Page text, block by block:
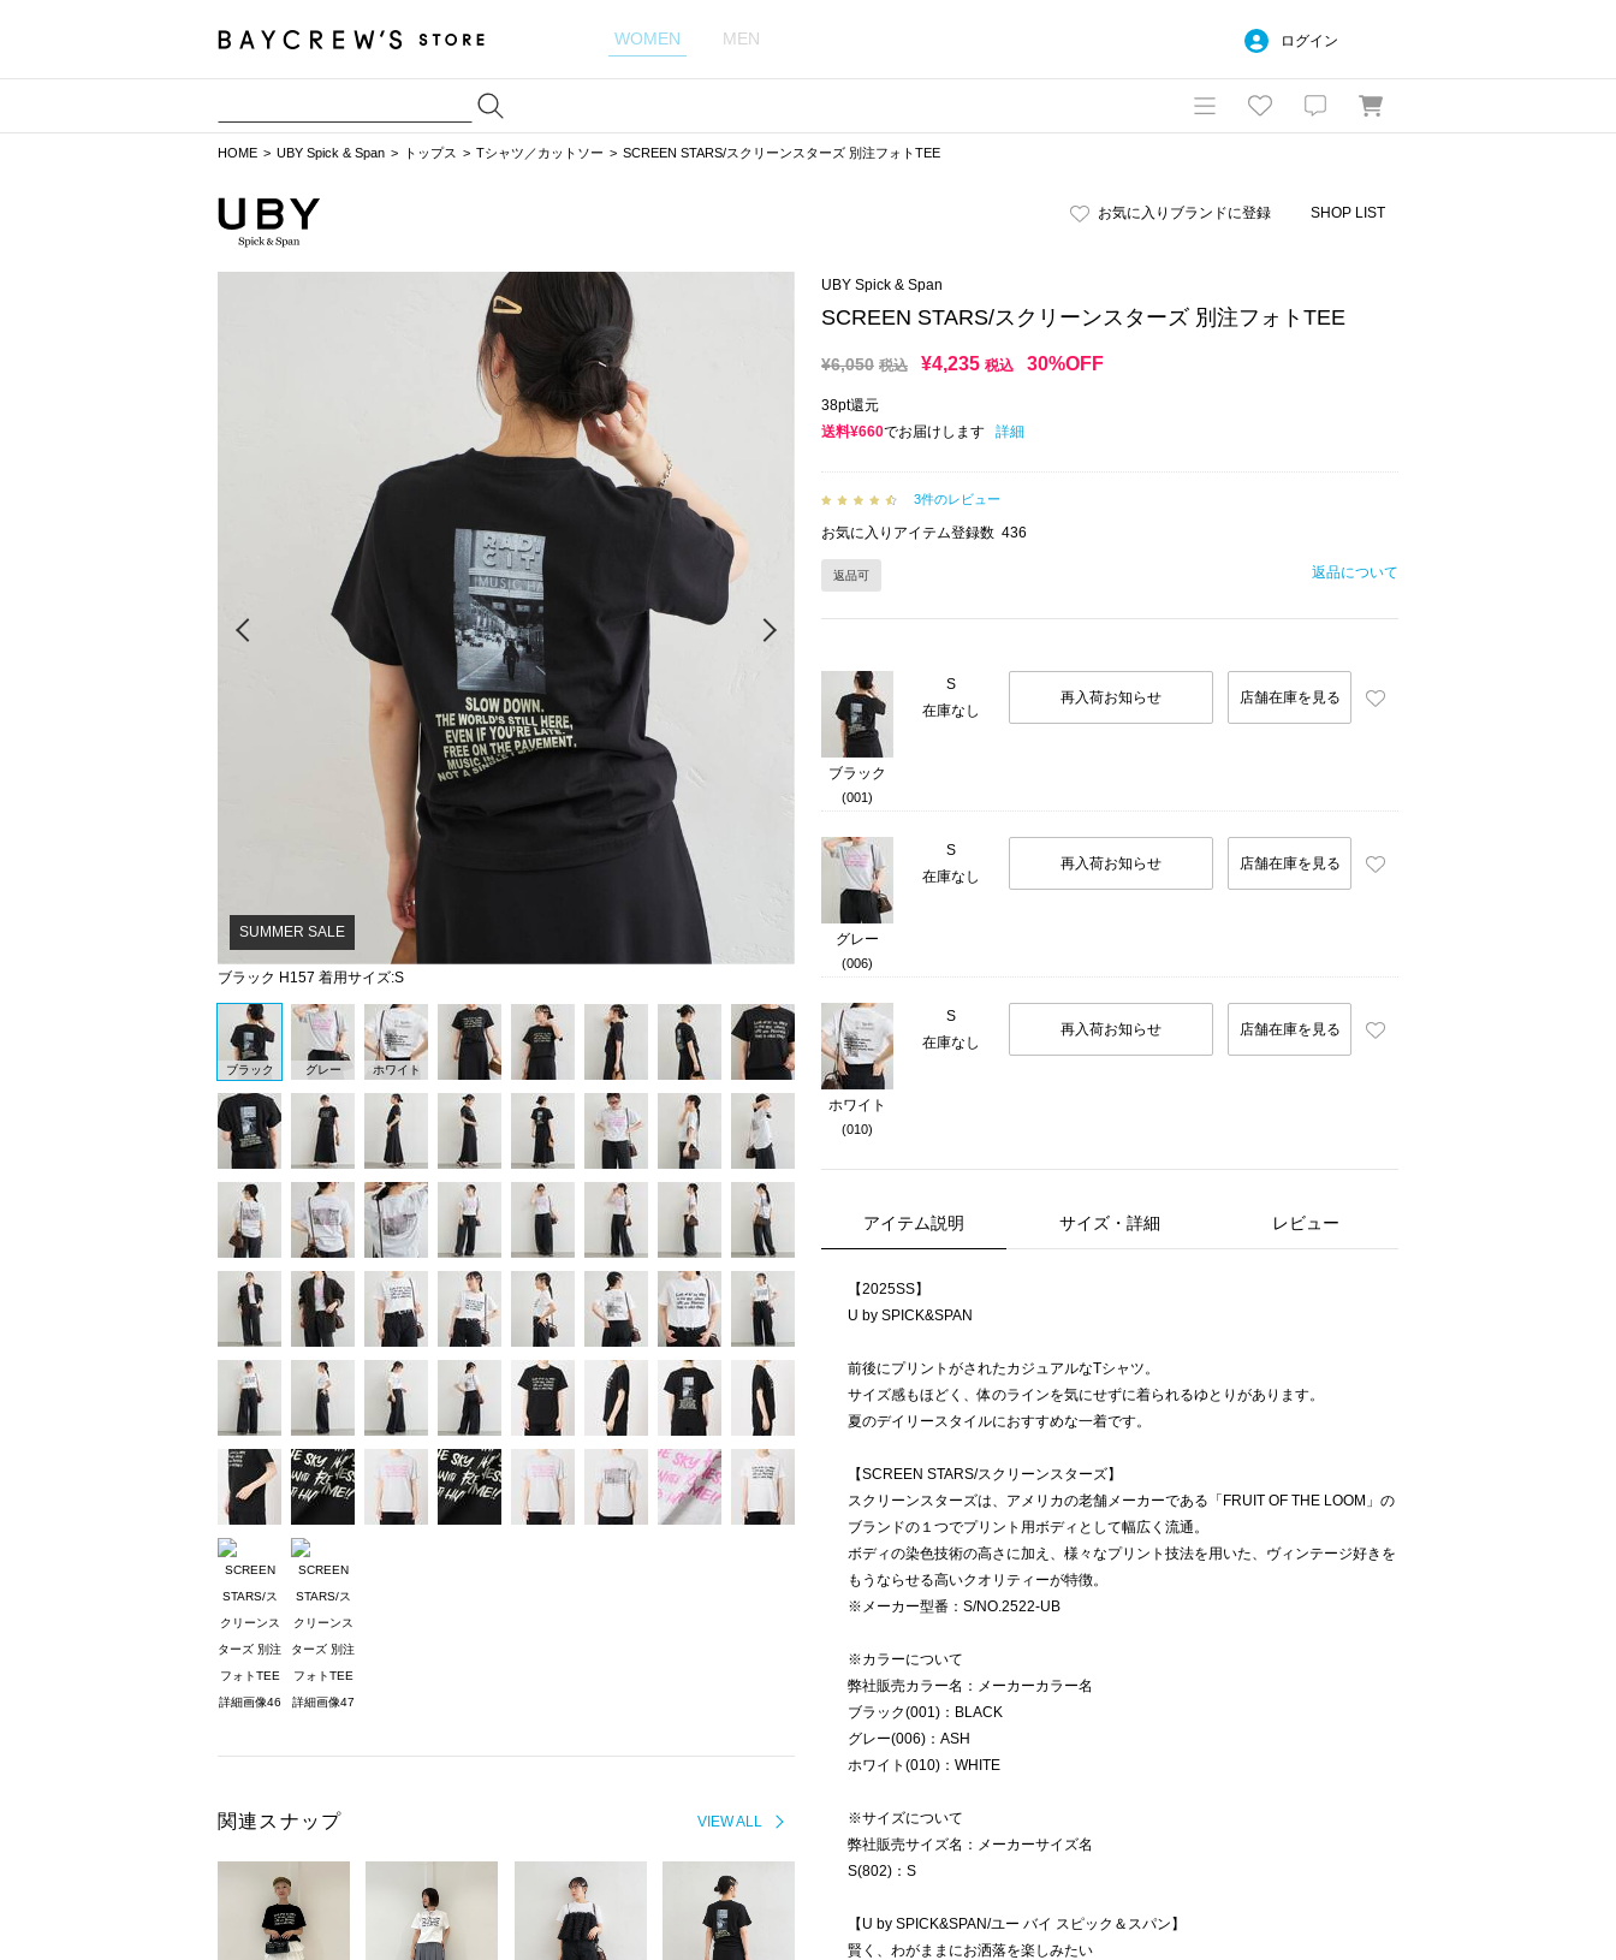
WOMEN MEN ログイン
HOME UBY Spick & Span トップス Tシャツ／カットソー SCREEN STARS/スクリーンスターズ 別注フォトTEE
お気に入りブランドに登録 SHOP LIST
ブラック H157 着用サイズ:S
Next
SUMMER SALE
ブラック グレー ホワイト
VIEW ALL
関連スナップ
UBY Spick & Span
SCREEN STARS/スクリーンスターズ 別注フォトTEE
¥6,050 税込 ¥4,235 税込 30%OFF
38pt還元
送料¥660でお届けします 詳細
3件のレビュー
お気に入りアイテム登録数 436
返品可 返品について
ブラック
(001)
S
在庫なし
再入荷お知らせ 店舗在庫を見る
グレー
(006)
S
在庫なし
再入荷お知らせ 店舗在庫を見る
ホワイト
(010)
S
在庫なし
再入荷お知らせ 店舗在庫を見る
アイテム説明 サイズ・詳細 レビュー
【2025SS】
U by SPICK&SPAN
前後にプリントがされたカジュアルなTシャツ。
サイズ感もほどく、体のラインを気にせずに着られるゆとりがあります。
夏のデイリースタイルにおすすめな一着です。
【SCREEN STARS/スクリーンスターズ】
スクリーンスターズは、アメリカの老舗メーカーである「FRUIT OF THE LOOM」の
ブランドの１つでプリント用ボディとして幅広く流通。
ボディの染色技術の高さに加え、様々なプリント技法を用いた、ヴィンテージ好きを
もうならせる高いクオリティーが特徴。
※メーカー型番：S/NO.2522-UB
※カラーについて
弊社販売カラー名：メーカーカラー名
ブラック(001)：BLACK
グレー(006)：ASH
ホワイト(010)：WHITE
※サイズについて
弊社販売サイズ名：メーカーサイズ名
S(802)：S
【U by SPICK&SPAN/ユー バイ スピック＆スパン】
賢く、わがままにお洒落を楽しみたい